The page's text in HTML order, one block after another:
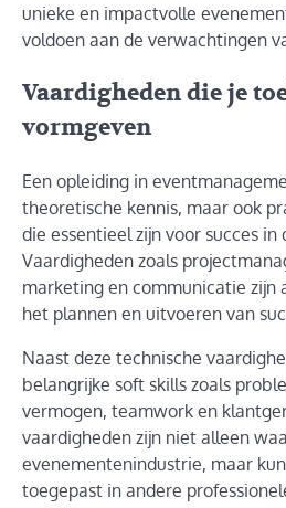
unieke en impactvolle
voldoen aan de verwachtingen
Vaardigheden die je
vormgeven
Een opleiding in
theoretische kennis, maar ook
die essentieel zijn voor succes in
Vaardigheden zoals
marketing en communicatie zijn
het plannen en uitvoeren van
Naast deze technische
belangrijke soft skills zoals
vermogen, teamwork en
vaardigheden zijn niet alleen
evenementenindustrie, maar
toegepast in andere